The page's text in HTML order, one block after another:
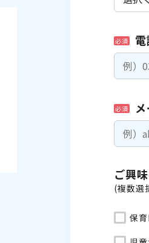
必須
必須
ご興
(複数選
保